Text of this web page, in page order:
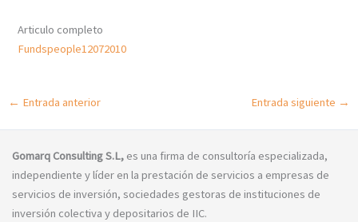
Articulo completo
Fundspeople12072010
← Entrada anterior Entrada siguiente →
Gomarq Consulting S.L, es una firma de consultoría especializada,
independiente y líder en la prestación de servicios a empresas de
servicios de inversión, sociedades gestoras de instituciones de
inversión colectiva y depositarios de IIC.